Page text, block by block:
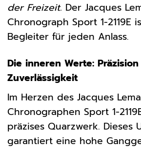
der Freizeit. Der Jacques
Chronograph Sport 1-2119E
Begleiter für jeden Anlass.
Die inneren Werte:
Zuverlässigkeit
Im Herzen des Jacques
Chronographen Sport 1-
präzises Quarzwerk. Dieses
garantiert eine hohe